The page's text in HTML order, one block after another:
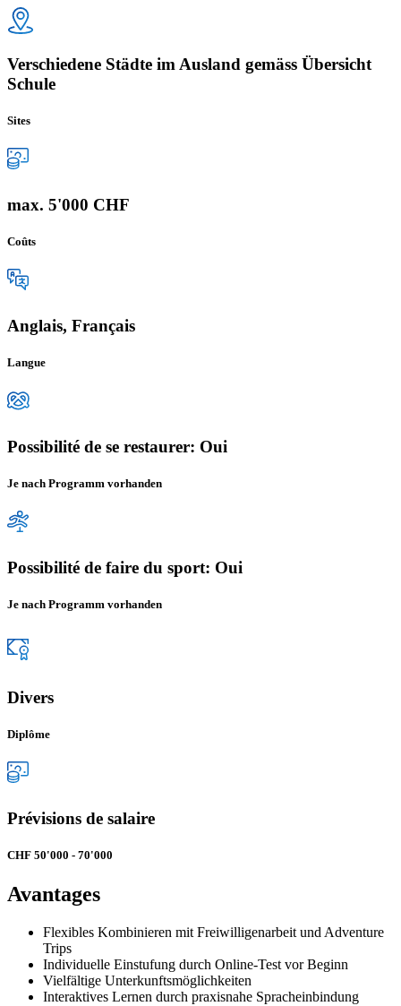
Verschiedene Städte im Ausland gemäss Übersicht
Schule
Sites
max. 5'000 CHF
Coûts
Anglais, Français
Langue
Possibilité de se restaurer: Oui
Je nach Programm vorhanden
Possibilité de faire du sport: Oui
Je nach Programm vorhanden
Divers
Diplôme
Prévisions de salaire
CHF 50'000 - 70'000
Avantages
Flexibles Kombinieren mit Freiwilligenarbeit und Adventure
Trips
Individuelle Einstufung durch Online-Test vor Beginn
Vielfältige Unterkunftsmöglichkeiten
Interaktives Lernen durch praxisnahe Spracheinbindung